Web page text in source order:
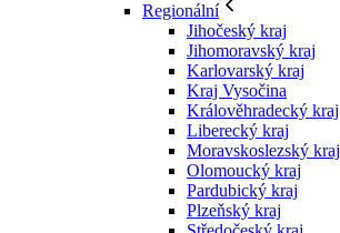
Regionální
Jihočeský kraj
Jihomoravský kraj
Karlovarský kraj
Kraj Vysočina
Králověhradecký kraj
Liberecký kraj
Moravskoslezský kraj
Olomoucký kraj
Pardubický kraj
Plzeňský kraj